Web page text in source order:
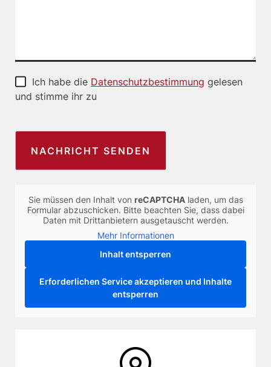
Ich habe die Datenschutzbestimmung gelesen
und stimme ihr zu
Sie müssen den Inhalt von reCAPTCHAladen, um das
Formular abzuschicken. Bitte beachten Sie, dass dabei
Daten mit Drittanbietern ausgetauscht werden.
Mehr Informationen
Inhalt entsperren
Erforderlichen Service akzeptieren und Inhalte
entsperren